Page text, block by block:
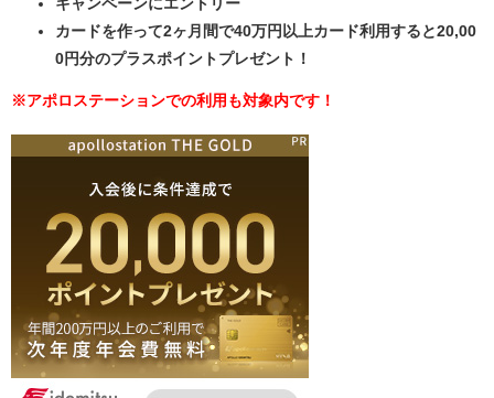
カードを作って2ヶ月間で40万円以上カード利用すると20,00
0円分のプラスポイントプレゼント！
※アポロステーションでの利用も対象内です！